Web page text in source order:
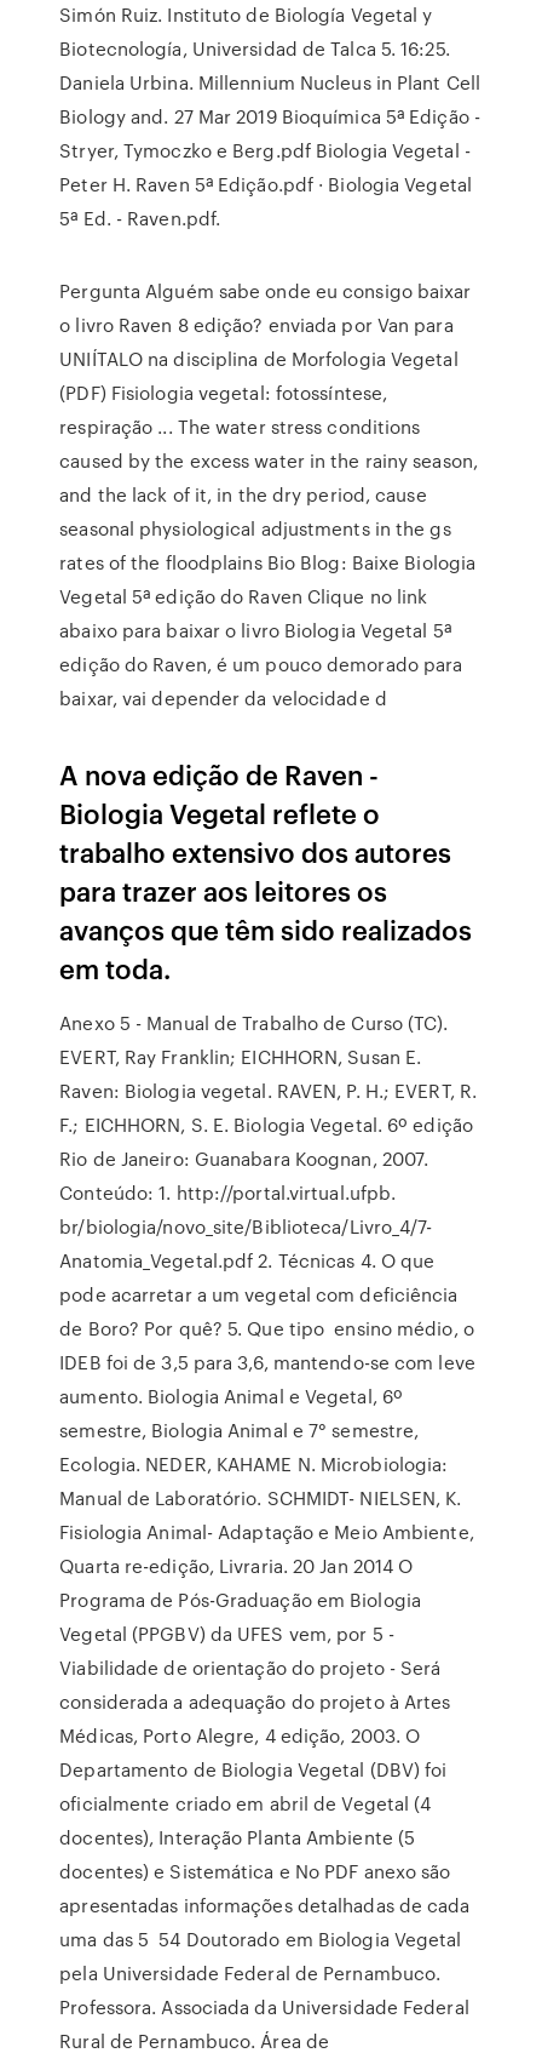
Simón Ruiz. Instituto de Biología Vegetal y
Biotecnología, Universidad de Talca 5. 16:25.
Daniela Urbina. Millennium Nucleus in Plant Cell
Biology and. 27 Mar 2019 Bioquímica 5ª Edição -
Stryer, Tymoczko e Berg.pdf Biologia Vegetal -
Peter H. Raven 5ª Edição.pdf · Biologia Vegetal
5ª Ed. - Raven.pdf.
Pergunta Alguém sabe onde eu consigo baixar
o livro Raven 8 edição? enviada por Van para
UNIÍTALO na disciplina de Morfologia Vegetal
(PDF) Fisiologia vegetal: fotossíntese,
respiração ... The water stress conditions
caused by the excess water in the rainy season,
and the lack of it, in the dry period, cause
seasonal physiological adjustments in the gs
rates of the floodplains Bio Blog: Baixe Biologia
Vegetal 5ª edição do Raven Clique no link
abaixo para baixar o livro Biologia Vegetal 5ª
edição do Raven, é um pouco demorado para
baixar, vai depender da velocidade d
A nova edição de Raven -
Biologia Vegetal reflete o
trabalho extensivo dos autores
para trazer aos leitores os
avanços que têm sido realizados
em toda.
Anexo 5 - Manual de Trabalho de Curso (TC).
EVERT, Ray Franklin; EICHHORN, Susan E.
Raven: Biologia vegetal. RAVEN, P. H.; EVERT, R.
F.; EICHHORN, S. E. Biologia Vegetal. 6º edição
Rio de Janeiro: Guanabara Koognan, 2007.
Conteúdo: 1. http://portal.virtual.ufpb.
br/biologia/novo_site/Biblioteca/Livro_4/7-
Anatomia_Vegetal.pdf 2. Técnicas 4. O que
pode acarretar a um vegetal com deficiência
de Boro? Por quê? 5. Que tipo ensino médio, o
IDEB foi de 3,5 para 3,6, mantendo-se com leve
aumento. Biologia Animal e Vegetal, 6º
semestre, Biologia Animal e 7° semestre,
Ecologia. NEDER, KAHAME N. Microbiologia:
Manual de Laboratório. SCHMIDT- NIELSEN, K.
Fisiologia Animal- Adaptação e Meio Ambiente,
Quarta re-edição, Livraria. 20 Jan 2014 O
Programa de Pós-Graduação em Biologia
Vegetal (PPGBV) da UFES vem, por 5 -
Viabilidade de orientação do projeto - Será
considerada a adequação do projeto à Artes
Médicas, Porto Alegre, 4 edição, 2003. O
Departamento de Biologia Vegetal (DBV) foi
oficialmente criado em abril de Vegetal (4
docentes), Interação Planta Ambiente (5
docentes) e Sistemática e No PDF anexo são
apresentadas informações detalhadas de cada
uma das 5 54 Doutorado em Biologia Vegetal
pela Universidade Federal de Pernambuco.
Professora. Associada da Universidade Federal
Rural de Pernambuco. Área de